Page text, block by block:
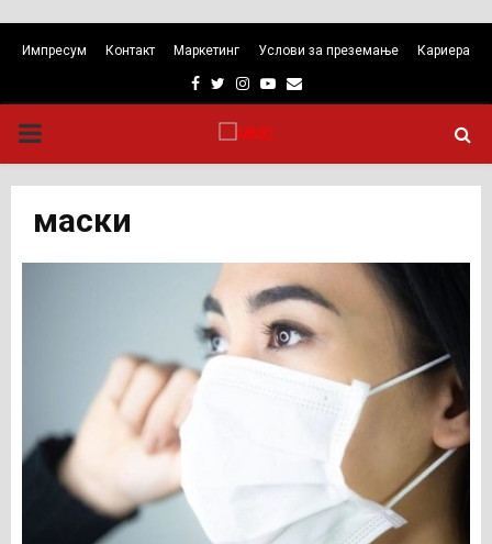
Импресум Контакт Маркетинг Услови за преземање Кариера
Facebook
TwitterInstagram
Youtube
Email
PRIMARY
MENU
маски